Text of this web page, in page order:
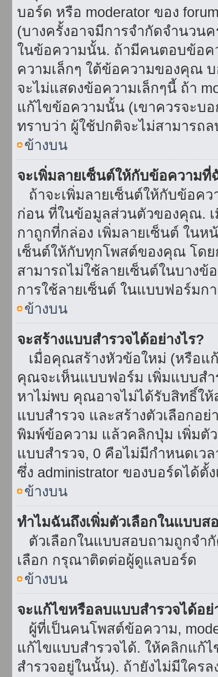
บอร์ด หรือ moderator ของ
(บางครั้งอาจมีการจำกัดจำนวน
ในข้อความนั้น. ถ้ามีคนตอบข้อ
ความเล็กๆ ใต้ข้อความของคุณ
จะไม่แสดงข้อความเล็กๆนี้ ถ้า
แก้ไขข้อความนั้น (เขาควรจะบ
ทราบว่า ผู้ใช้ปกติจะไม่สามารถ
ข้างบน
จะเพิ่มลายเซ็นต์ให้กับข้อความที่
ถ้าจะเพิ่มลายเซ็นต์ให้กับข้อค
ก่อน ที่ในข้อมูลส่วนตัวของคุณ.
กาถูกที่กล่อง เพิ่มลายเซ็นต์ ใน
เซ็นต์ให้กับทุกโพสต์ของคุณ โด
สามารถไม่ใช้ลายเซ็นต์ในบางข้
การใช้ลายเซ็นต์ ในแบบฟอร์มก
ข้างบน
จะสร้างแบบสำรวจได้อย่างไร?
เมื่อคุณสร้างหัวข้อใหม่ (หรือ
คุณจะเห็นแบบฟอร์ม เพิ่มแบบส
หาไม่พบ คุณอาจไม่ได้รับสิทธิ์ใ
แบบสำรวจ และสร้างตัวเลือกอย่
พิมพ์ข้อความ แล้วคลิกปุ่ม เพิ่มตั
แบบสำรวจ, 0 คือไม่มีกำหนดเว
ซึ่ง administrator ของบอร์ดได้ตั้ง
ข้างบน
ทำไมฉันถึงเพิ่มตัวเลือกในแบบส
ตัวเลือกในแบบสอบถามถูกจำ
เลือก กรุณาติดต่อผู้ดูแลบอร์ด
ข้างบน
จะแก้ไขหรือลบแบบสำรวจได้อย่
ผู้ที่เป็นคนโพสต์ข้อความ,
แก้ไขแบบสำรวจได้. ให้คลิกแก้
สำรวจอยู่ในนั้น). ถ้ายังไม่มีใค